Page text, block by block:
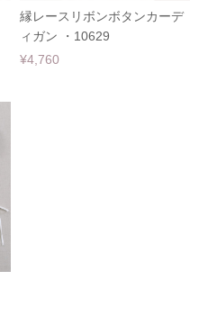
縁レースリボンボタンカーデ
ィガン ・10629
¥4,760